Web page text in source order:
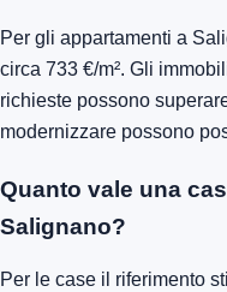
Per gli appartamenti a
circa 733 €/m². Gli
richieste possono
modernizzare possono
Quanto vale una
Salignano?
Per le case il riferimento